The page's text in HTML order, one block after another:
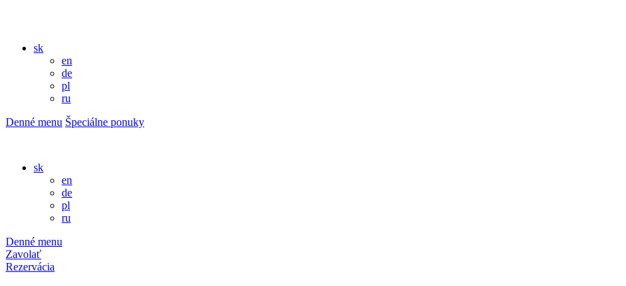
sk
en
de
pl
ru
Denné menu Špeciálne ponuky
sk
en
de
pl
ru
Denné menu
Zavolať
Rezervácia